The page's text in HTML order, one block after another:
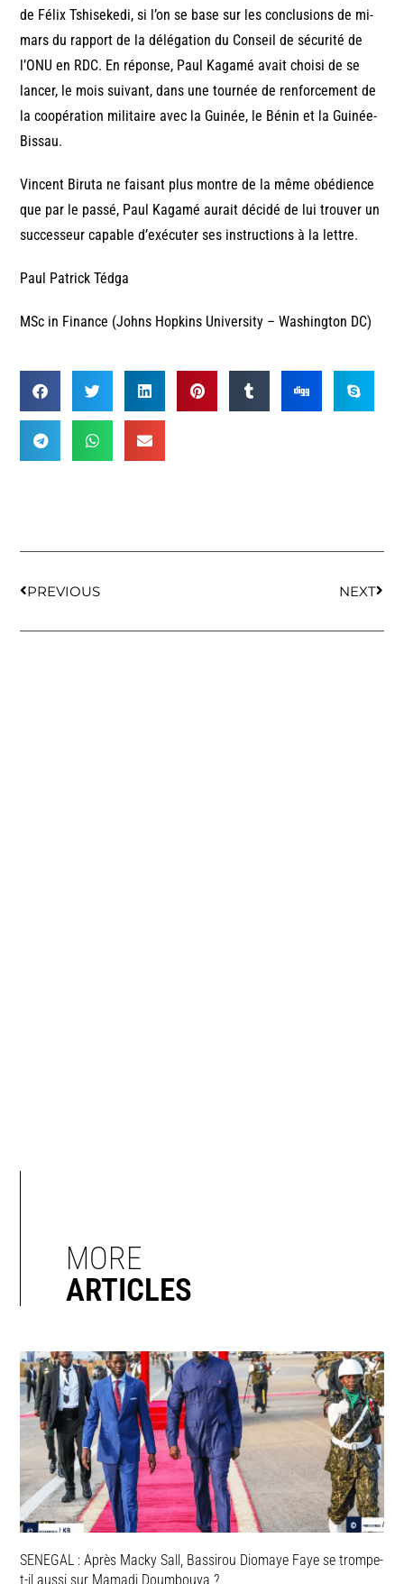
de Félix Tshisekedi, si l’on se base sur les conclusions de mi-
mars du rapport de la délégation du Conseil de sécurité de
l’ONU en RDC. En réponse, Paul Kagamé avait choisi de se
lancer, le mois suivant, dans une tournée de renforcement de
la coopération militaire avec la Guinée, le Bénin et la Guinée-
Bissau.
Vincent Biruta ne faisant plus montre de la même obédience
que par le passé, Paul Kagamé aurait décidé de lui trouver un
successeur capable d’exécuter ses instructions à la lettre.
Paul Patrick Tédga
MSc in Finance (Johns Hopkins University – Washington DC)
PREVIOUS NEXT
MORE
ARTICLES
SENEGAL : Après Macky Sall, Bassirou Diomaye Faye se trompe-
t-il aussi sur Mamadi Doumbouya ?